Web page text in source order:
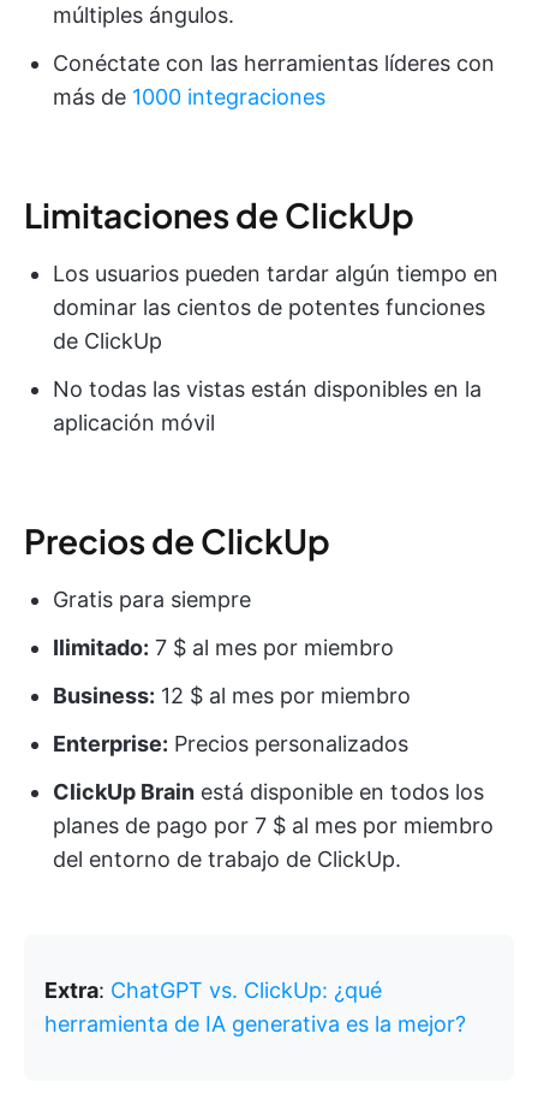
múltiples ángulos.
Conéctate con las herramientas líderes con
más de 1000 integraciones
Limitaciones de ClickUp
Los usuarios pueden tardar algún tiempo en
dominar las cientos de potentes funciones
de ClickUp
No todas las vistas están disponibles en la
aplicación móvil
Precios de ClickUp
Gratis para siempre
Ilimitado: 7 $ al mes por miembro
Business: 12 $ al mes por miembro
Enterprise: Precios personalizados
ClickUp Brain está disponible en todos los
planes de pago por 7 $ al mes por miembro
del entorno de trabajo de ClickUp.
Extra: ChatGPT vs. ClickUp: ¿qué
herramienta de IA generativa es la mejor?